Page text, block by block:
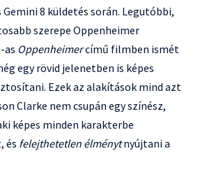
8 küldetés során. Legutóbbi,
szerepe Oppenheimer
as Oppenheimercímű filmben ismét
egy rövid jelenetben is képes
Ezek az alakítások mind azt
Clarke nem csupán egy színész,
képes minden karakterbe
és felejthetetlen élménytnyújtani a